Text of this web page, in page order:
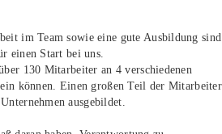
im Team sowie eine gute Ausbildung sind
einen Start bei uns.
130 Mitarbeiter an 4 verschiedenen
können. Einen großen Teil der Mitarbeiter
ausgebildet.